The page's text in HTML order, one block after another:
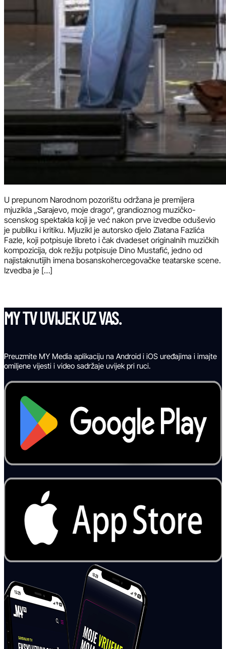
U prepunom Narodnom pozorištu održana je premijera
mjuzikla „Sarajevo, moje drago“, grandioznog muzičko-
scenskog spektakla koji je već nakon prve izvedbe oduševio
je publiku i kritiku. Mjuzikl je autorsko djelo Zlatana Fazlića
Fazle, koji potpisuje libreto i čak dvadeset originalnih muzičkih
kompozicija, dok režiju potpisuje Dino Mustafić, jedno od
najistaknutijih imena bosanskohercegovačke teatarske scene.
Izvedba je […]
MY TV UVIJEK UZ VAS.
Preuzmite MY Media aplikaciju na Android i iOS uređajima i imajte
omiljene vijesti i video sadržaje uvijek pri ruci.